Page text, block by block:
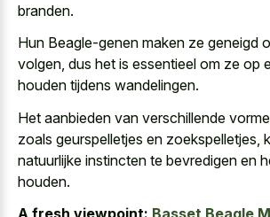
branden.
Hun Beagle-genen maken ze geneigd
volgen, dus het is essentieel om ze op
houden tijdens wandelingen.
Het aanbieden van verschillende
zoals geurspelletjes en zoekspelletjes,
natuurlijke instincten te bevredigen en
houden.